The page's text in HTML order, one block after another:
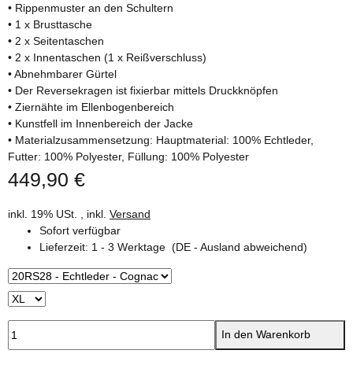
• Rippenmuster an den Schultern
• 1 x Brusttasche
• 2 x Seitentaschen
• 2 x Innentaschen (1 x Reißverschluss)
• Abnehmbarer Gürtel
• Der Reversekragen ist fixierbar mittels Druckknöpfen
• Ziernähte im Ellenbogenbereich
• Kunstfell im Innenbereich der Jacke
• Materialzusammensetzung: Hauptmaterial: 100% Echtleder,
Futter: 100% Polyester, Füllung: 100% Polyester
449,90 €
inkl. 19% USt. , inkl. Versand
Sofort verfügbar
Lieferzeit: 1 - 3 Werktage (DE - Ausland abweichend)
In den Warenkorb